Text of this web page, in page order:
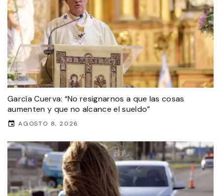
García Cuerva: “No resignarnos a que las cosas
aumenten y que no alcance el sueldo”
AGOSTO 8, 2026